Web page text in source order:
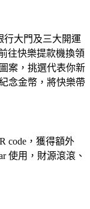
行大門及三大開運
往快樂提款機換領
案，挑選代表你新
念金幣，將快樂帶
code，獲得額外
使用，財源滾滾、